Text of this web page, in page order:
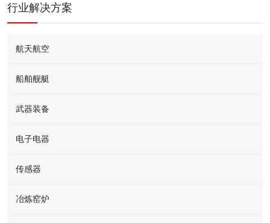
行业解决方案
航天航空
船舶舰艇
武器装备
电子电器
传感器
冶炼窑炉